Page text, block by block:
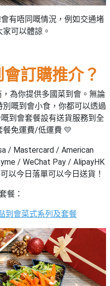
有唔同嘅情況，例如交通堵
可以體諒。
訂購推介？
為你提供多國菜到會。無論
嘅到會小食，你都可以透過
到會套餐設有送貨服務到全
免運費/低運費 💛
/ Mastercard / American
/ WeChat Pay / AlipayHK
以今日落單可以今日送貨！
餐：
到會菜式系列及套餐